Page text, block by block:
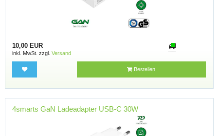
10,00 EUR
inkl. MwSt. zzgl. Versand
Bestellen
4smarts GaN Ladeadapter USB-C 30W